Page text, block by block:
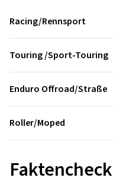
Racing/Rennsport
Touring /Sport-Touring
Enduro Offroad/Straße
Roller/Moped
Faktencheck